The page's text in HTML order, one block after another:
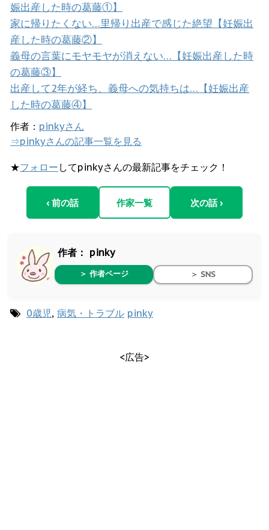
娠出産した時の葛藤①】
家に帰りたくない…里帰り出産で感じた絶望【妊娠出
産した時の葛藤②】
義母の言葉にモヤモヤが消えない…【妊娠出産した時
の葛藤③】
出産して2年が経ち、義母への気持ちは…【妊娠出産
した時の葛藤④】
作者： pinkyさん
⇒pinkyさんの記事一覧を見る
★フォロー してpinkyさんの最新記事をチェック！
‹ 前の話 作家一覧 次の話 ›
作者： pinky
＞ 作者ページ ＞ SNS
0歳児, 病気・トラブル pinky
<広告>